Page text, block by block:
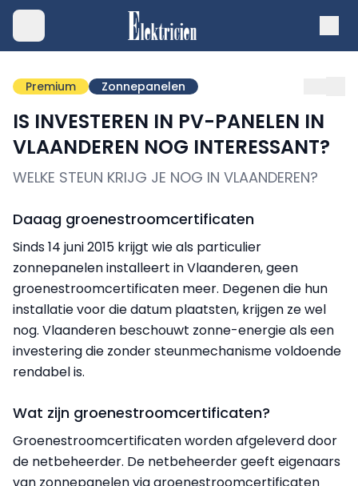
Premium Zonnepanelen
IS INVESTEREN IN PV-PANELEN IN
VLAANDEREN NOG INTERESSANT?
WELKE STEUN KRIJG JE NOG IN VLAANDEREN?
Daaag groenestroomcertificaten
Sinds 14 juni 2015 krijgt wie als particulier
zonnepanelen installeert in Vlaanderen, geen
groenestroomcertificaten meer. Degenen die hun
installatie voor die datum plaatsten, krijgen ze wel
nog. Vlaanderen beschouwt zonne-energie als een
investering die zonder steunmechanisme voldoende
rendabel is.
Wat zijn groenestroomcertificaten?
Groenestroomcertificaten worden afgeleverd door
de netbeheerder. De netbeheerder geeft eigenaars